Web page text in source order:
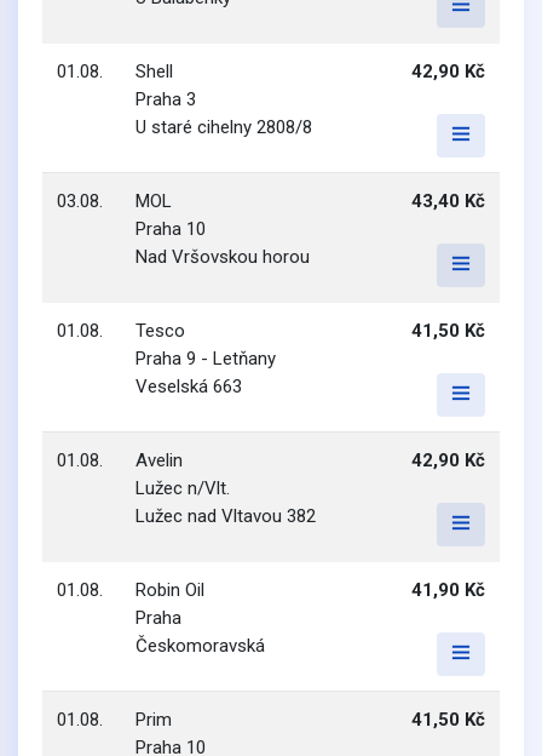
01.08.
Shell
Praha 3
U staré cihelny 2808/8
42,90 Kč
03.08.
MOL
Praha 10
Nad Vršovskou horou
43,40 Kč
01.08.
Tesco
Praha 9 - Letňany
Veselská 663
41,50 Kč
01.08.
Avelin
Lužec n/Vlt.
Lužec nad Vltavou 382
42,90 Kč
01.08.
Robin Oil
Praha
Českomoravská
41,90 Kč
01.08.
Prim
Praha 10
41,50 Kč